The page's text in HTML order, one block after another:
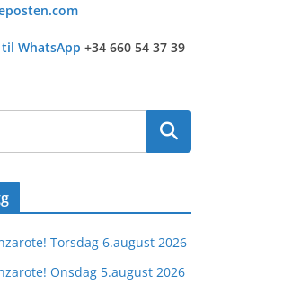
+34 660 54 37 39
Torsdag 6.august 2026
Onsdag 5.august 2026